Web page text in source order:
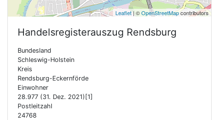
Leaflet| ©OpenStreetMapcontributors
Handelsregisterauszug Rendsburg
Bundesland
Schleswig-Holstein
Kreis
Rendsburg-Eckernförde
Einwohner
28.977 (31. Dez. 2021)[1]
Postleitzahl
24768